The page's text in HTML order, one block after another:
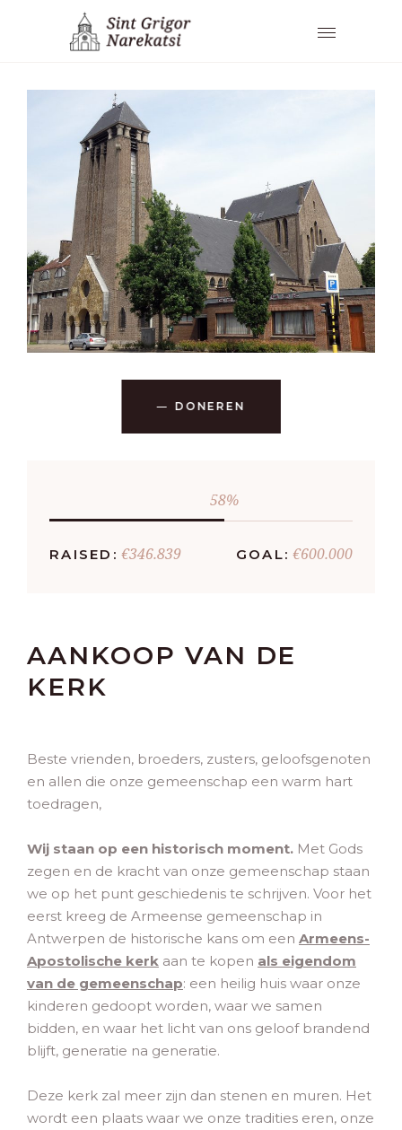
DONEREN
58
RAISED: €346.839 GOAL: €600.000
AANKOOP VAN DE
KERK
Beste vrienden, broeders, zusters, geloofsgenoten
en allen die onze gemeenschap een warm hart
toedragen,
Wij staan op een historisch moment. Met Gods
zegen en de kracht van onze gemeenschap staan
we op het punt geschiedenis te schrijven. Voor het
eerst kreeg de Armeense gemeenschap in
Antwerpen de historische kans om een Armeens-
Apostolische kerk aan te kopen als eigendom
van de gemeenschap: een heilig huis waar onze
kinderen gedoopt worden, waar we samen
bidden, en waar het licht van ons geloof brandend
blijft, generatie na generatie.
Deze kerk zal meer zijn dan stenen en muren. Het
wordt een plaats waar we onze tradities eren, onze